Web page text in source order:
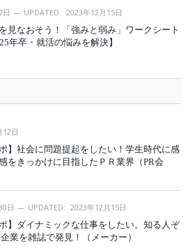
日 UPDATED: 2023年12月15日
見なおそう！「強みと弱み」ワークシート
年卒・就活の悩みを解決】
12日
ポ】社会に問題提起をしたい！学生時代に感
をきっかけに目指したＰＲ業界（PR会
日 UPDATED: 2023年12月15日
ポ】ダイナミックな仕事をしたい。知る人ぞ
業を雑誌で発見！（メーカー）